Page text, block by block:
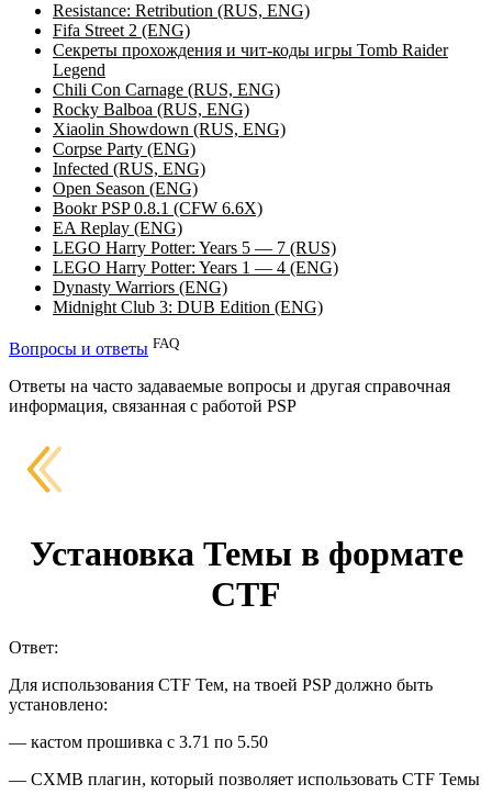
Resistance: Retribution (RUS, ENG)
Fifa Street 2 (ENG)
Секреты прохождения и чит-коды игры Tomb Raider
Legend
Chili Con Carnage (RUS, ENG)
Rocky Balboa (RUS, ENG)
Xiaolin Showdown (RUS, ENG)
Corpse Party (ENG)
Infected (RUS, ENG)
Open Season (ENG)
Bookr PSP 0.8.1 (CFW 6.6X)
EA Replay (ENG)
LEGO Harry Potter: Years 5 — 7 (RUS)
LEGO Harry Potter: Years 1 — 4 (ENG)
Dynasty Warriors (ENG)
Midnight Club 3: DUB Edition (ENG)
Вопросы и ответы FAQ
Ответы на часто задаваемые вопросы и другая справочная
информация, связанная с работой PSP
Установка Темы в формате
CTF
Ответ:
Для использования CTF Тем, на твоей PSP должно быть
установлено:
— кастом прошивка с 3.71 по 5.50
— CXMB плагин, который позволяет использовать CTF Темы